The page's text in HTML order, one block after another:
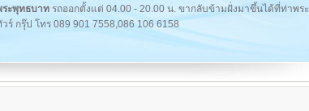
ระพุทธบาท รถออกตั้งแต่ 04.00 - 20.00 น. ขากลับข้ามฝั่งมาขึ้นได้ที่ท่าพระ
กรุ๊ป โทร 089 901 7558,086 106 6158